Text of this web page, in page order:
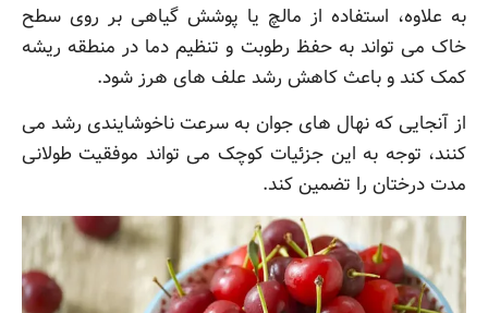
به علاوه، استفاده از مالچ یا پوشش گیاهی بر روی سطح
خاک می تواند به حفظ رطوبت و تنظیم دما در منطقه ریشه
کمک کند و باعث کاهش رشد علف های هرز شود.
از آنجایی که نهال های جوان به سرعت ناخوشایندی رشد می
کنند، توجه به این جزئیات کوچک می تواند موفقیت طولانی
مدت درختان را تضمین کند.